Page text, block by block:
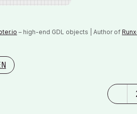
– high-end GDL objects | Author of
that Carth...